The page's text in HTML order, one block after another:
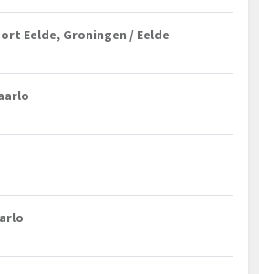
Eelde, Groningen / Eelde